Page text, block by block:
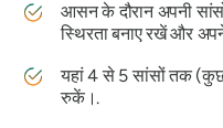
आसन के दौरान अपनी
स्थिरता बनाए रखें और
यहां 4 से 5 सांसों तक
रुकें।.